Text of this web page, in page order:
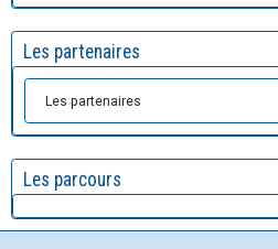
Les partenaires
Les partenaires
Les parcours